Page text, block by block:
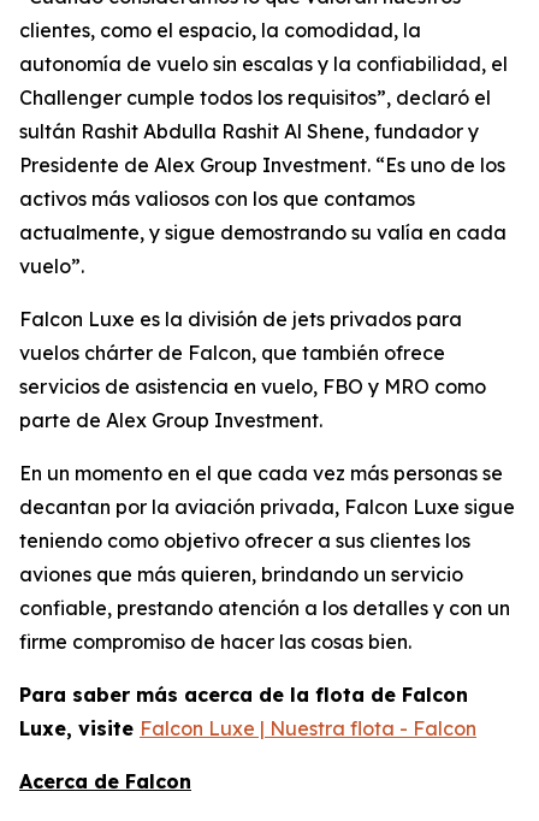
clientes, como el espacio, la comodidad, la
autonomía de vuelo sin escalas y la confiabilidad, el
Challenger cumple todos los requisitos”, declaró el
sultán Rashit Abdulla Rashit Al Shene, fundador y
Presidente de Alex Group Investment. “Es uno de los
activos más valiosos con los que contamos
actualmente, y sigue demostrando su valía en cada
vuelo”.
Falcon Luxe es la división de jets privados para
vuelos chárter de Falcon, que también ofrece
servicios de asistencia en vuelo, FBO y MRO como
parte de Alex Group Investment.
En un momento en el que cada vez más personas se
decantan por la aviación privada, Falcon Luxe sigue
teniendo como objetivo ofrecer a sus clientes los
aviones que más quieren, brindando un servicio
confiable, prestando atención a los detalles y con un
firme compromiso de hacer las cosas bien.
Para saber más acerca de la flota de Falcon
Luxe, visite Falcon Luxe | Nuestra flota - Falcon
Acerca de Falcon